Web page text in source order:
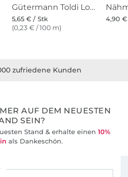
Gütermann Toldi Lock ecru
5,65 € / Stk
(0,23 € / 100 m)
4,90
AUF DEM NEUESTEN
SEIN?
Stand & erhalte einen 10%
als Dankeschön.